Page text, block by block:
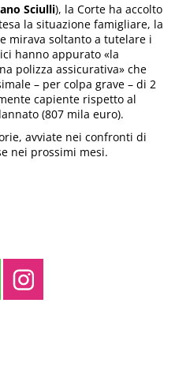
Sciulli), la Corte ha accolto
la situazione famigliare, la
mirava soltanto a tutelare i
hanno appurato «la
polizza assicurativa» che
– per colpa grave – di 2
capiente rispetto al
(807 mila euro).
avviate nei confronti di
nei prossimi mesi.